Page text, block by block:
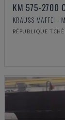
KM 575-2700
KRAUSS MAFFEI -
RÉPUBLIQUE